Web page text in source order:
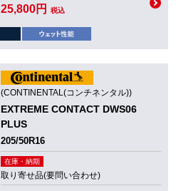
25,800円 税込
(CONTINENTAL(コンチネンタル))
EXTREME CONTACT DWS06
PLUS
205/50R16
在庫・納期
取り寄せ品(要問い合わせ)